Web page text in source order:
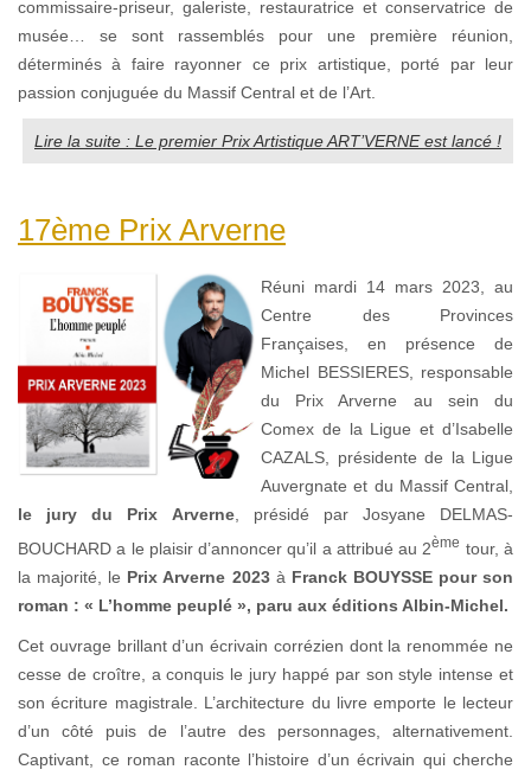
commissaire-priseur, galeriste, restauratrice et conservatrice de
musée… se sont rassemblés pour une première réunion,
déterminés à faire rayonner ce prix artistique, porté par leur
passion conjuguée du Massif Central et de l’Art.
Lire la suite : Le premier Prix Artistique ART’VERNE est lancé !
17ème Prix Arverne
Réuni mardi 14 mars 2023, au
Centre des Provinces
Françaises, en présence de
Michel BESSIERES, responsable
du Prix Arverne au sein du
Comex de la Ligue et d’Isabelle
CAZALS, présidente de la Ligue
Auvergnate et du Massif Central,
le jury du Prix Arverne, présidé par Josyane DELMAS-
BOUCHARD a le plaisir d’annoncer qu’il a attribué au 2ème tour, à
la majorité, le Prix Arverne 2023à Franck BOUYSSE pour son
roman : « L’homme peuplé », paru aux éditions Albin-Michel.
Cet ouvrage brillant d’un écrivain corrézien dont la renommée ne
cesse de croître, a conquis le jury happé par son style intense et
son écriture magistrale. L’architecture du livre emporte le lecteur
d’un côté puis de l’autre des personnages, alternativement.
Captivant, ce roman raconte l’histoire d’un écrivain qui cherche